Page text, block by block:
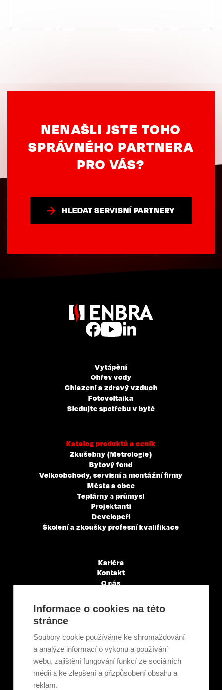
NENAŠLI JSTE TOHO
SPRÁVNÉHO PARTNERA
PRO VÁS?
HLEDAT SERVISNÍ PARTNERY
Vytápění
Ohřev vody
Chlazení a zdravý vzduch
Fotovoltaika
Sledujte spotřebu v bytě
Katalog produktů a ceník
Zkušebny (Metrologie)
Bytový fond
Velkoobchody, servisní a montážní firmy
Města a obce
Teplárny a průmysl
Projektanti
Developeři
Školení a zkoušky profesní kvalifikace
Kariéra
Kontakt
O nás
Články a novinky
GDPR & Cookies
Ekologická recyklace
Projekty EU
Intranet - Přihlášení
Přihlášení
Informace o cookies na této
stránce
Soubory cookie používáme ke shromažďování
a analýze informací o výkonu a používání
webu, zajištění fungování funkcí ze sociálních
médií a ke zlepšení a přizpůsobení obsahu a
reklam.